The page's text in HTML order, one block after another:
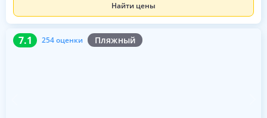
Найти цены
7.1 254 оценки Пляжный
7.1 254 оценки